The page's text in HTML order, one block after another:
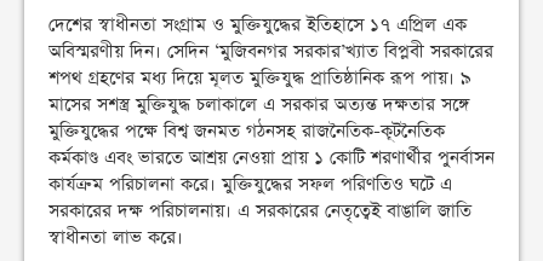
দেশের স্বাধীনতা সংগ্রাম ও মুক্তিযুদ্ধের ইতিহাসে ১৭ এপ্রিল এক
অবিস্মরণীয় দিন। সেদিন ‘মুজিবনগর সরকার’খ্যাত বিপ্লবী সরকারের
শপথ গ্রহণের মধ্য দিয়ে মূলত মুক্তিযুদ্ধ প্রাতিষ্ঠানিক রূপ পায়। ৯
মাসের সশস্ত্র মুক্তিযুদ্ধ চলাকালে এ সরকার অত্যন্ত দক্ষতার সঙ্গে
মুক্তিযুদ্ধের পক্ষে বিশ্ব জনমত গঠনসহ রাজনৈতিক-কূটনৈতিক
কর্মকাণ্ড এবং ভারতে আশ্রয় নেওয়া প্রায় ১ কোটি শরণার্থীর পুনর্বাসন
কার্যক্রম পরিচালনা করে। মুক্তিযুদ্ধের সফল পরিণতিও ঘটে এ
সরকারের দক্ষ পরিচালনায়। এ সরকারের নেতৃত্বেই বাঙালি জাতি
স্বাধীনতা লাভ করে।